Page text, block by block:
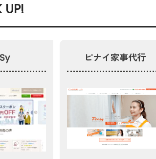
UP!
ピナイ家事代行